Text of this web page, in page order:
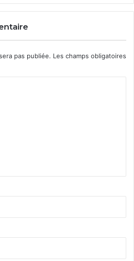
pas publiée. Les champs obligatoires